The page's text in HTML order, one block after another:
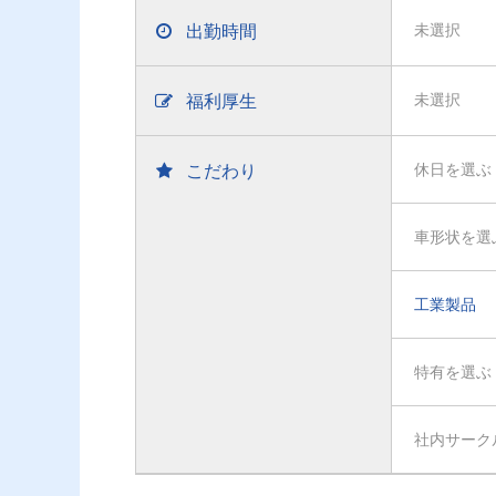
出勤時間 未選択
福利厚生 未選択
こだわり 休日を選ぶ
車形状を選
工業製品
特有を選ぶ
社内サーク